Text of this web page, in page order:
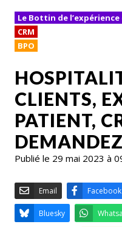
Le Bottin de
CRM
BPO
CLIENTS,
PATIENT,
Publié le 29 mai 2023 à